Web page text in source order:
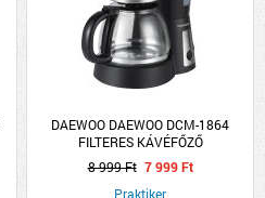
DAEWOO DAEWOO DCM-1864
FILTERES KÁVÉFŐZŐ
8 999 Ft 7 999 Ft
Praktiker